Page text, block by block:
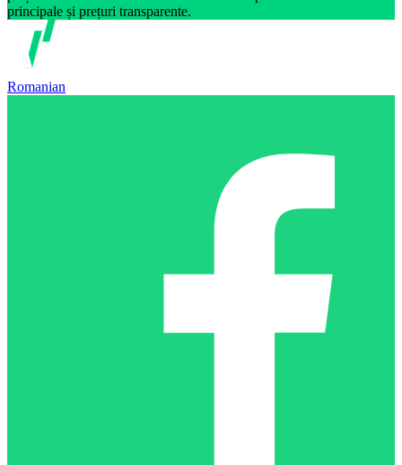
principale și prețuri transparente.
Romanian